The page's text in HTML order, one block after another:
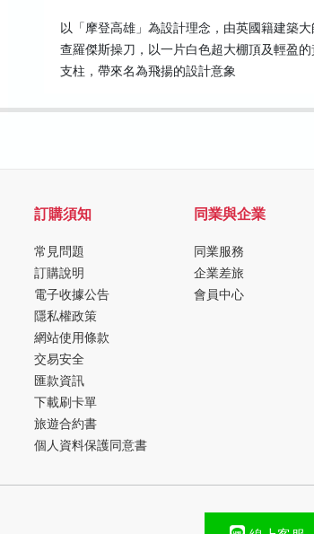
以「摩登高雄」為設計理念，由英國籍建築大
查羅傑斯操刀，以一片白色超大棚頂及輕盈的
支柱，帶來名為飛揚的設計意象
訂購須知
常見問題
訂購說明
電子收據公告
隱私權政策
網站使用條款
交易安全
匯款資訊
下載刷卡單
旅遊合約書
個人資料保護同意書
同業與企業
同業服務
企業差旅
會員中心